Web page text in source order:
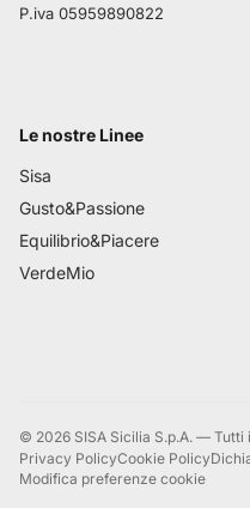
P.iva 05959890822
Le nostre Linee
Sisa
Gusto&Passione
Equilibrio&Piacere
VerdeMio
© 2026 SISA Sicilia S.p.A. —
Privacy PolicyCookie Policy
Modifica preferenze cookie